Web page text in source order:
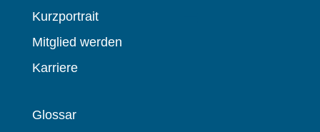
Kurzportrait
Mitglied werden
Karriere
Glossar